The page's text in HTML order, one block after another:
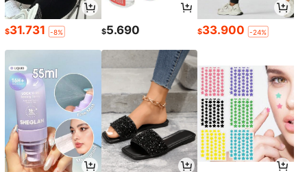
$31.731 -8% $5.690 $33.900 -24%